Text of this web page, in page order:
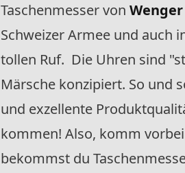
Taschenmesser von Wenger
Schweizer Armee und auch
tollen Ruf. Die Uhren sind
Märsche konzipiert. So und
und exzellente
kommen! Also, komm
bekommst du